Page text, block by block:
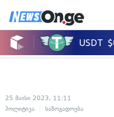
25 მაისი 2023, 11:11
პოლიტიკა
საზოგადოება